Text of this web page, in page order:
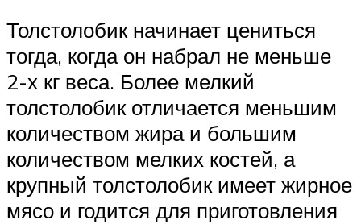
Толстолобик начинает цениться
тогда, когда он набрал не меньше
2-х кг веса. Более мелкий
толстолобик отличается меньшим
количеством жира и большим
количеством мелких костей, а
крупный толстолобик имеет жирное
мясо и годится для приготовления